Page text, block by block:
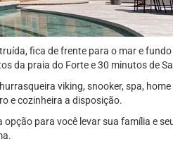
fica de frente para o mar e
da praia do Forte e 30 minutos de
viking, snooker, spa,
e cozinheira a disposição.
para você levar sua família e